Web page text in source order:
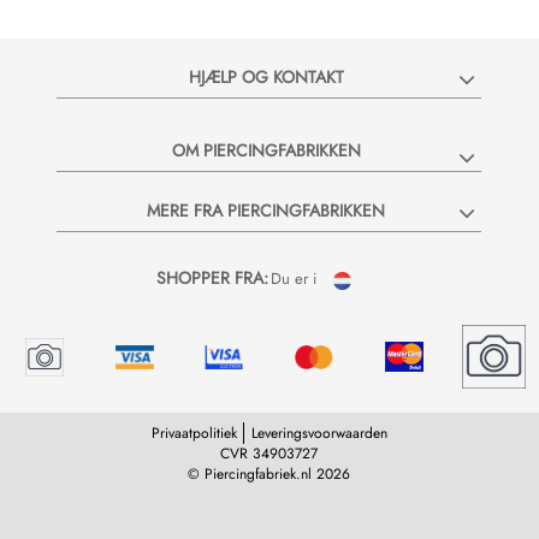
HJÆLP OG KONTAKT
OM PIERCINGFABRIKKEN
MERE FRA PIERCINGFABRIKKEN
SHOPPER FRA:Du er i
© Piercingfabriek.nl 2026
CVR 34903727
Privaatpolitiek Leveringsvoorwaarden